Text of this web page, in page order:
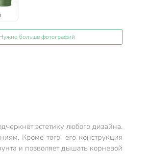
Нужно больше фотографий
эстетику любого дизайна.
Кроме того, его конструкция
и позволяет дышать корневой